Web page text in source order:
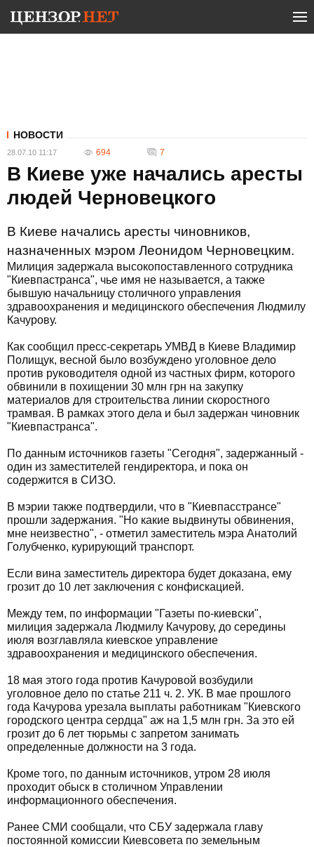
НОВОСТИ
28.07.10 11:17 694 7
В Киеве уже начались аресты
людей Черновецкого
В Киеве начались аресты чиновников,
назначенных мэром Леонидом Черновецким.
Милиция задержала высокопоставленного сотрудника
"Киевпастранса", чье имя не называется, а также
бывшую начальницу столичного управления
здравоохранения и медицинского обеспечения Людмилу
Качурову.
Как сообщил пресс-секретарь УМВД в Киеве Владимир
Полищук, весной было возбуждено уголовное дело
против руководителя одной из частных фирм, которого
обвинили в похищении 30 млн грн на закупку
материалов для строительства линии скоростного
трамвая. В рамках этого дела и был задержан чиновник
"Киевпастранса".
По данным источников газеты "Сегодня", задержанный -
один из заместителей гендиректора, и пока он
содержится в СИЗО.
В мэрии также подтвердили, что в "Киевпасстрансе"
прошли задержания. "Но какие выдвинуты обвинения,
мне неизвестно", - отметил заместитель мэра Анатолий
Голубченко, курирующий транспорт.
Если вина заместитель директора будет доказана, ему
грозит до 10 лет заключения с конфискацией.
Между тем, по информации "Газеты по-киевски",
милиция задержала Людмилу Качурову, до середины
июля возглавляла киевское управление
здравоохранения и медицинского обеспечения.
18 мая этого года против Качуровой возбудили
уголовное дело по статье 211 ч. 2. УК. В мае прошлого
года Качурова урезала выплаты работникам "Киевского
городского центра сердца" аж на 1,5 млн грн. За это ей
грозит до 6 лет тюрьмы с запретом занимать
определенные должности на 3 года.
Кроме того, по данным источников, утром 28 июля
проходит обыск в столичном Управлении
информационного обеспечения.
Ранее СМИ сообщали, что СБУ задержала главу
постоянной комиссии Киевсовета по земельным